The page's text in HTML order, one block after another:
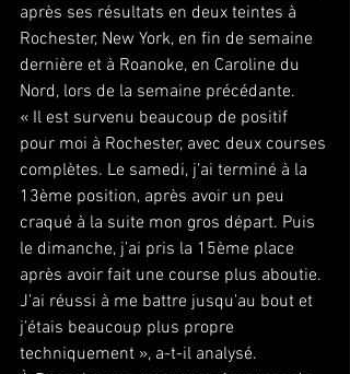
après ses résultats en deux teintes à
Rochester, New York, en fin de semaine
dernière et à Roanoke, en Caroline du
Nord, lors de la semaine précédante.
« Il est survenu beaucoup de positif
pour moi à Rochester, avec deux courses
complètes. Le samedi, j’ai terminé à la
13ème position, après avoir un peu
craqué à la suite mon gros départ. Puis
le dimanche, j’ai pris la 15ème place
après avoir fait une course plus aboutie.
J’ai réussi à me battre jusqu’au bout et
j’étais beaucoup plus propre
techniquement », a-t-il analysé.